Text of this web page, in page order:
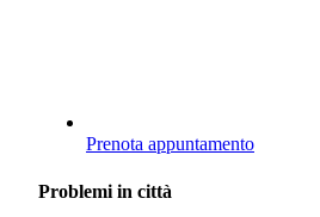
Prenota appuntamento
Problemi in città